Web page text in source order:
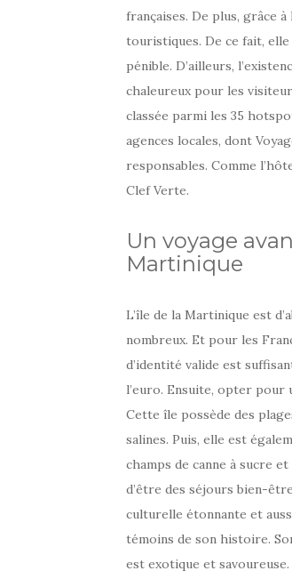
françaises. De plus, grâce
touristiques. De ce fait,
pénible. D’ailleurs,
chaleureux pour les
classée parmi les 35
agences locales, dont
responsables. Comme
Clef Verte.
Un voyage
Martinique
L’île de la Martinique est
nombreux. Et pour les
d’identité valide est
l’euro. Ensuite, opter pour
Cette île possède des
salines. Puis, elle est
champs de canne à sucre
d’être des séjours bien-
culturelle étonnante et
témoins de son histoire.
est exotique et